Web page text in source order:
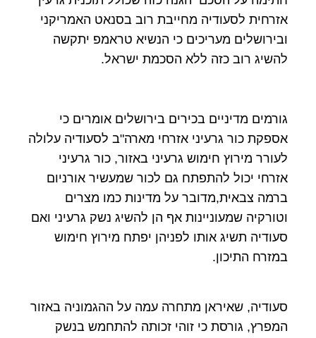
אזרחית לסעודיה מחייבת רוב בסנאט האמריקני
ובירושלים מעריכים כי הנשיא טראמפ יתקשה
להשיג רוב כזה ללא הסכמת ישראל.
גורמים מדיניים בכירים בירושלים אומרים כי
אספקת כור גרעיני אזרחי מארה"ב לסעודיה עלולה
לעורר מירוץ חימוש גרעיני באזור, כור גרעיני
אזרחי יכול להתפתח גם לכור שמעשיר אורניום
ברמה צבאית,מדובר על מדינות כמו מצרים
וטורקיה שמעוניינות אף הן להשיג נשק גרעיני ואם
סעודיה תשיג אותו לפניהן יפתח מירוץ חימוש
במזרח התיכון.
סעודיה, שאיראן מתחרה עמה על ההגמוניה באזור
המפרץ, גורסת כי זוהי זכותה להתחמש בנשק